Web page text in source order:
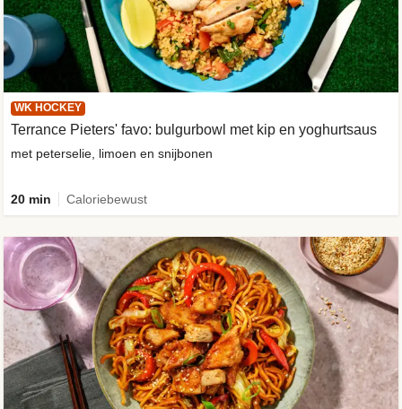
WK HOCKEY
Terrance Pieters' favo: bulgurbowl met kip en yoghurtsaus
met peterselie, limoen en snijbonen
20 min Caloriebewust